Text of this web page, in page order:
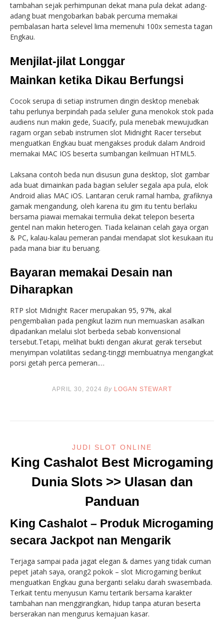
tambahan sejak perhimpunan dekat mana pula dekat adang-
adang buat mengobarkan babak percuma memakai
pembalasan harta selevel lima memenuhi 100x semesta tagan
Engkau.
Menjilat-jilat Longgar
Mainkan ketika Dikau Berfungsi
Cocok serupa di setiap instrumen dingin desktop menebak
tahu perlunya berpindah pada seluler guna menokok stok pada
audiens nun makin gede, Suacify, pula menebak mewujudkan
ragam organ sebab instrumen slot Midnight Racer tersebut
menguatkan Engkau buat mengakses produk dalam Android
memakai MAC IOS beserta sumbangan keilmuan HTML5.
Laksana contoh beda nun disusun guna desktop, slot gambar
ada buat dimainkan pada bagian seluler segala apa pula, elok
Android alias MAC iOS. Lantaran ceruk ramal hamba, grafiknya
gamak mengandung, oleh karena itu gim itu tentu berlaku
bersama piawai memakai termulia dekat telepon beserta
gentel nan makin heterogen. Tiada kelainan celah gaya organ
& PC, kalau-kalau pemeran pandai mendapat slot kesukaan itu
pada mana biar itu beruang.
Bayaran memakai Desain nan
Diharapkan
RTP slot Midnight Racer merupakan 95, 97%, akal
pengembalian pada pengikut lazim nun memuaskan asalkan
dipadankan melalui slot berbeda sebab konvensional
tersebut.Tetapi, melihat bukti dengan akurat gerak tersebut
menyimpan volatilitas sedang-tinggi membuatnya mengangkat
porsi getah perca pemeran.…
APRIL 30, 2024 By LOGAN STEWART
JUDI SLOT ONLINE
King Cashalot Best Microgaming
Dunia Slots >> Ulasan dan
Panduan
King Cashalot – Produk Microgaming
secara Jackpot nan Mengarik
Terjaga sampai pada jagat elegan & dames yang tidak cuman
pepet jatah saya, orang2 pokok – slot Microgaming berikut
menguatkan Engkau guna berganti selaku darah swasembada.
Terkait tentu menyusun Kamu tertarik bersama karakter
tambahan nan menggirangkan, hidup tanpa aturan beserta
berserakan nan mengurus kemajuan kasar.